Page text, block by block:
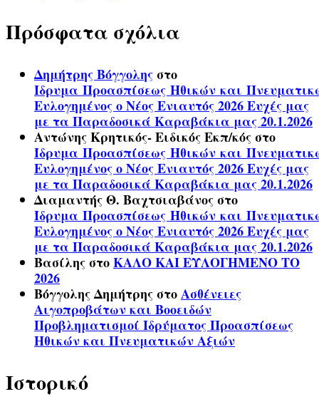
Πρόσφατα σχόλια
Δημήτρης Βόγγοληςστο
Ίδρυμα Προασπίσεως Ηθικών και
Ευλογημένος ο Νέος Ενιαυτός 2026 Ευχές μας
με τα Παραδοσικά Καραβάκια μας 20.1.2026
Αντώνης Κρητικός- Ειδικός Εκπ/κόςστο
Ίδρυμα Προασπίσεως Ηθικών και
Ευλογημένος ο Νέος Ενιαυτός 2026 Ευχές μας
με τα Παραδοσικά Καραβάκια μας 20.1.2026
Διαμαντής Θ. Βαχτσιαβάνοςστο
Ίδρυμα Προασπίσεως Ηθικών και
Ευλογημένος ο Νέος Ενιαυτός 2026 Ευχές μας
με τα Παραδοσικά Καραβάκια μας 20.1.2026
ΒασίληςστοΚΑΛΟ ΚΑΙ ΕΥΛΟΓΗΜΕΝΟ ΤΟ
2026
Βόγγολης ΔημήτρηςστοΑσθένειες
Αιγοπροβάτων και Βοοειδών
Προβληματισμοί Ιδρύματος Προασπίσεως
Ηθικών και Πνευματικών Αξιών
Ιστορικό